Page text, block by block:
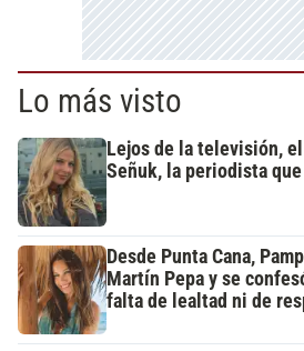
Lo más visto
Lejos de la televisión,
Señuk, la periodista
Desde Punta Cana,
Martín Pepa y se
falta de lealtad ni de